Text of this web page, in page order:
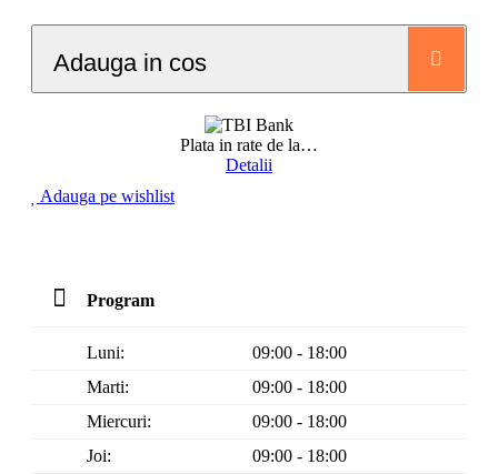
Adauga in cos
Plata in rate de la…
Detalii
Adauga pe wishlist
Program
Luni:
09:00 - 18:00
Marti:
09:00 - 18:00
Miercuri:
09:00 - 18:00
Joi:
09:00 - 18:00